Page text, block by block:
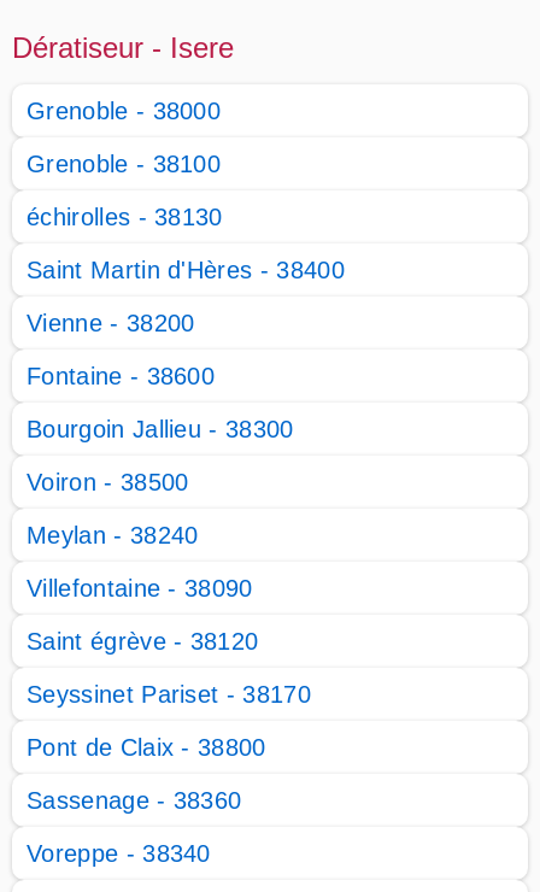
Dératiseur - Isere
Grenoble - 38000
Grenoble - 38100
échirolles - 38130
Saint Martin d'Hères - 38400
Vienne - 38200
Fontaine - 38600
Bourgoin Jallieu - 38300
Voiron - 38500
Meylan - 38240
Villefontaine - 38090
Saint égrève - 38120
Seyssinet Pariset - 38170
Pont de Claix - 38800
Sassenage - 38360
Voreppe - 38340